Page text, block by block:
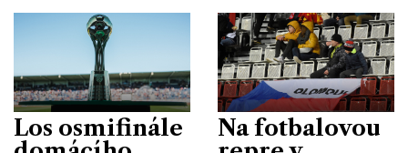
Los osmifinále
Na fotbalovou